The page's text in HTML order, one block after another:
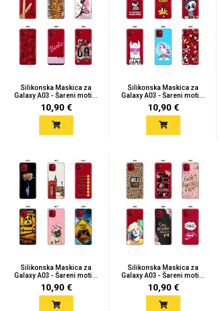
Silikonska Maskica za
Galaxy A03 - Šareni moti...
10,90 €
Silikonska Maskica za
Galaxy A03 - Šareni moti...
10,90 €
Silikonska Maskica za
Galaxy A03 - Šareni moti...
10,90 €
Silikonska Maskica za
Galaxy A03 - Šareni moti...
10,90 €